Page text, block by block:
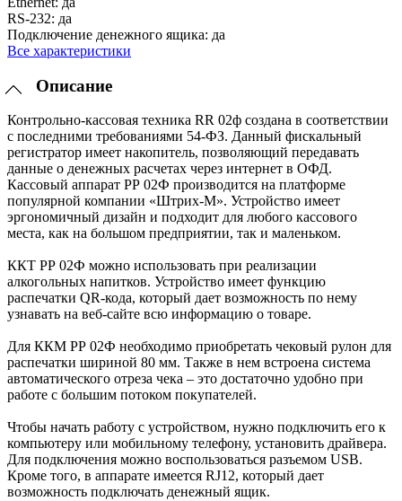
RS-232: да
Подключение денежного ящика: да
Все характеристики
Описание
Контрольно-кассовая техника RR 02ф создана в соответствии
с последними требованиями 54-ФЗ. Данный фискальный
регистратор имеет накопитель, позволяющий передавать
данные о денежных расчетах через интернет в ОФД.
Кассовый аппарат РР 02Ф производится на платформе
популярной компании «Штрих-М». Устройство имеет
эргономичный дизайн и подходит для любого кассового
места, как на большом предприятии, так и маленьком.
ККТ РР 02Ф можно использовать при реализации
алкогольных напитков. Устройство имеет функцию
распечатки QR-кода, который дает возможность по нему
узнавать на веб-сайте всю информацию о товаре.
Для ККМ РР 02Ф необходимо приобретать чековый рулон для
распечатки шириной 80 мм. Также в нем встроена система
автоматического отреза чека – это достаточно удобно при
работе с большим потоком покупателей.
Чтобы начать работу с устройством, нужно подключить его к
компьютеру или мобильному телефону, установить драйвера.
Для подключения можно воспользоваться разъемом USB.
Кроме того, в аппарате имеется RJ12, который дает
возможность подключать денежный ящик.